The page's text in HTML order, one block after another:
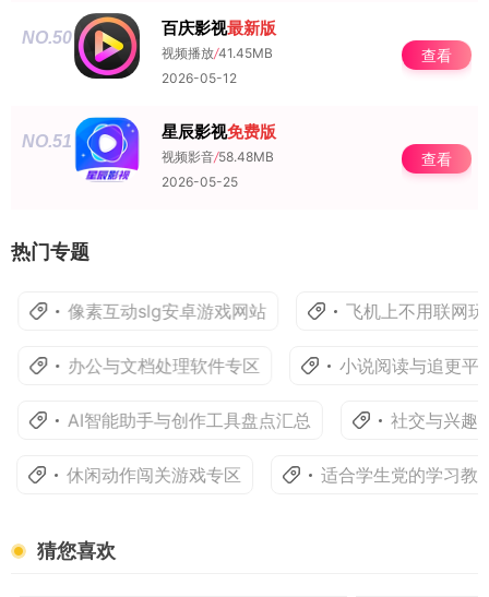
NO.50 百庆影视最新版
视频播放/41.45MB
2026-05-12
查看
NO.51 星辰影视免费版
视频影音/58.48MB
2026-05-25
查看
热门专题
像素互动slg安卓游戏网站 飞机上不用联网玩
办公与文档处理软件专区 小说阅读与追更平台
AI智能助手与创作工具盘点汇总 社交与兴趣社
休闲动作闯关游戏专区 适合学生党的学习教育
猜您喜欢